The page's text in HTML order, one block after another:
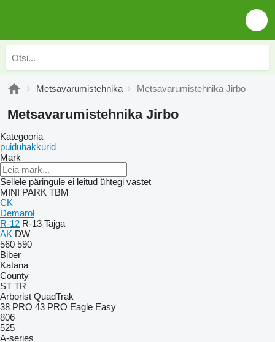
Metsavarumistehnika Metsavarumistehnika Jirbo
Metsavarumistehnika Jirbo
Kategooria
puiduhakkurid
Mark
Sellele päringule ei leitud ühtegi vastet
MINI PARK TBM
CK
Demarol
R-12 R-13 Tajga
AK DW
560 590
Biber
Katana
County
ST TR
Arborist QuadTrak
38 PRO 43 PRO Eagle Easy
806
525
A-series